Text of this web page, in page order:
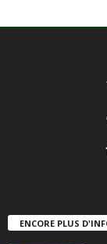
ENCORE PLUS